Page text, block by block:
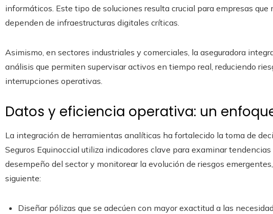
informáticos. Este tipo de soluciones resulta crucial para empresas
dependen de infraestructuras digitales críticas.
Asimismo, en sectores industriales y comerciales, la aseguradora
análisis que permiten supervisar activos en tiempo real, reduciendo
interrupciones operativas.
Datos y eficiencia operativa: un
La integración de herramientas analíticas ha fortalecido la toma de
Seguros Equinoccial utiliza indicadores clave para examinar
desempeño del sector y monitorear la evolución de riesgos
siguiente:
Diseñar pólizas que se adecúen con mayor exactitud a las